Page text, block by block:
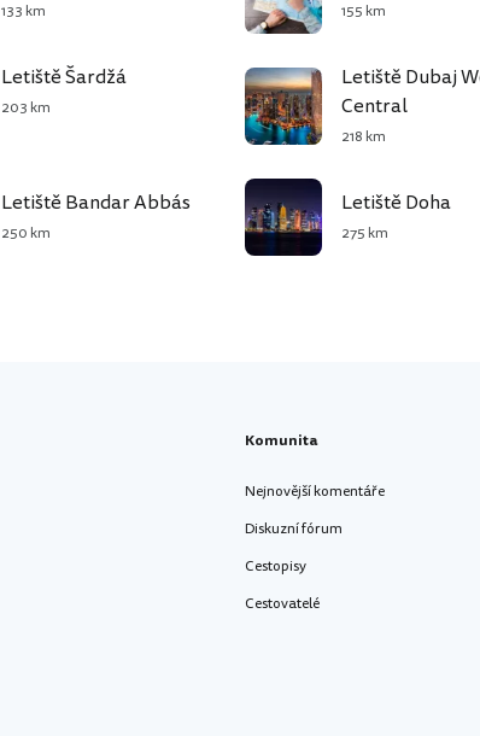
133 km 155 km
Letiště Šardžá
203 km
Letiště Dubaj
Central
218 km
Letiště Bandar Abbás
250 km
Letiště Doha
275 km
Komunita
Nejnovější komentáře
Diskuzní fórum
Cestopisy
Cestovatelé